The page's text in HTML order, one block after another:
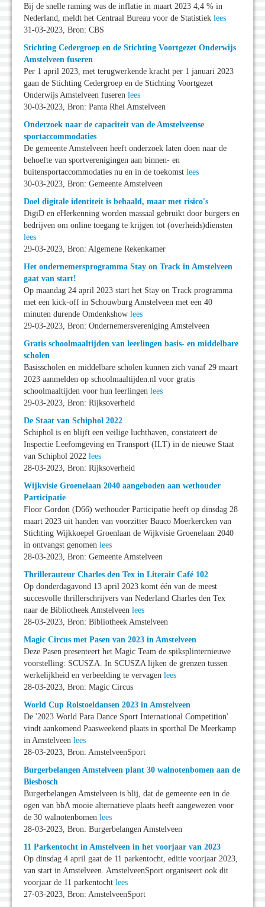
Bij de snelle raming was de inflatie in maart 2023 4,4 % in
Nederland, meldt het Centraal Bureau voor de Statistiek lees
31-03-2023, Bron: CBS
Stichting Cedergroep en de Stichting Voortgezet Onderwijs
Amstelveen fuseren
Per 1 april 2023, met terugwerkende kracht per 1 januari 2023
gaan de Stichting Cedergroep en de Stichting Voortgezet
Onderwijs Amstelveen fuseren lees
30-03-2023, Bron: Panta Rhei Amstelveen
Onderzoek naar de capaciteit van de Amstelveense
sportaccommodaties
De gemeente Amstelveen heeft onderzoek laten doen naar de
behoefte van sportverenigingen aan binnen- en
buitensportaccommodaties nu en in de toekomst lees
30-03-2023, Bron: Gemeente Amstelveen
Doel digitale identiteit is behaald, maar met risico's
DigiD en eHerkenning worden massaal gebruikt door burgers en
bedrijven om online toegang te krijgen tot (overheids)diensten
lees
29-03-2023, Bron: Algemene Rekenkamer
Het ondernemersprogramma Stay on Track in Amstelveen
gaat van start!
Op maandag 24 april 2023 start het Stay on Track programma
met een kick-off in Schouwburg Amstelveen met een 40
minuten durende Omdenkshow lees
29-03-2023, Bron: Ondernemersvereniging Amstelveen
Gratis schoolmaaltijden van leerlingen basis- en middelbare
scholen
Basisscholen en middelbare scholen kunnen zich vanaf 29 maart
2023 aanmelden op schoolmaaltijden.nl voor gratis
schoolmaaltijden voor hun leerlingen lees
29-03-2023, Bron: Rijksoverheid
De Staat van Schiphol 2022
Schiphol is en blijft een veilige luchthaven, constateert de
Inspectie Leefomgeving en Transport (ILT) in de nieuwe Staat
van Schiphol 2022 lees
28-03-2023, Bron: Rijksoverheid
Wijkvisie Groenelaan 2040 aangeboden aan wethouder
Participatie
Floor Gordon (D66) wethouder Participatie heeft op dinsdag 28
maart 2023 uit handen van voorzitter Bauco Moerkercken van
Stichting Wijkkoepel Groenlaan de Wijkvisie Groenelaan 2040
in ontvangst genomen lees
28-03-2023, Bron: Gemeente Amstelveen
Thrillerauteur Charles den Tex in Literair Café 102
Op donderdagavond 13 april 2023 komt één van de meest
succesvolle thrillerschrijvers van Nederland Charles den Tex
naar de Bibliotheek Amstelveen lees
28-03-2023, Bron: Bibliotheek Amstelveen
Magic Circus met Pasen van 2023 in Amstelveen
Deze Pasen presenteert het Magic Team de spiksplinternieuwe
voorstelling: SCUSZA. In SCUSZA lijken de grenzen tussen
werkelijkheid en verbeelding te vervagen lees
28-03-2023, Bron: Magic Circus
World Cup Rolstoeldansen 2023 in Amstelveen
De '2023 World Para Dance Sport International Competition'
vindt aankomend Paasweekend plaats in sporthal De Meerkamp
in Amstelveen lees
28-03-2023, Bron: AmstelveenSport
Burgerbelangen Amstelveen plant 30 walnotenbomen aan de
Biesbosch
Burgerbelangen Amstelveen is blij, dat de gemeente een in de
ogen van bbA mooie alternatieve plaats heeft aangewezen voor
de 30 walnotenbomen lees
28-03-2023, Bron: Burgerbelangen Amstelveen
11 Parkentocht in Amstelveen in het voorjaar van 2023
Op dinsdag 4 april gaat de 11 parkentocht, editie voorjaar 2023,
van start in Amstelveen. AmstelveenSport organiseert ook dit
voorjaar de 11 parkentocht lees
27-03-2023, Bron: AmstelveenSport